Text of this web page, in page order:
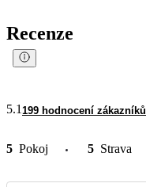
Recenze
5.1 199 hodnocení zákazníků
5 Pokoj 5 Strava